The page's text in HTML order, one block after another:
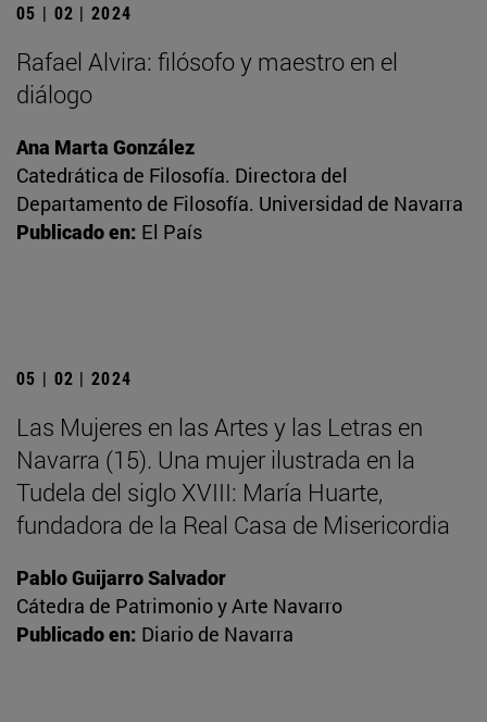
05 | 02 | 2024
Rafael Alvira: filósofo y maestro en el
diálogo
Ana Marta González
Catedrática de Filosofía. Directora del
Departamento de Filosofía. Universidad de Navarra
Publicado en: El País
05 | 02 | 2024
Las Mujeres en las Artes y las Letras en
Navarra (15). Una mujer ilustrada en la
Tudela del siglo XVIII: María Huarte,
fundadora de la Real Casa de Misericordia
Pablo Guijarro Salvador
Cátedra de Patrimonio y Arte Navarro
Publicado en: Diario de Navarra